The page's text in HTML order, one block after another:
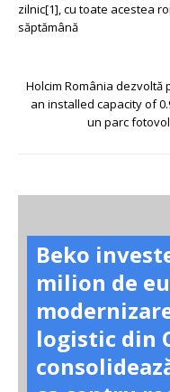
zilnic[1], cu toate acestea
săptămână
Holcim România dezvoltă
an installed capacity of
un parc
Beko
milion de
logistic din